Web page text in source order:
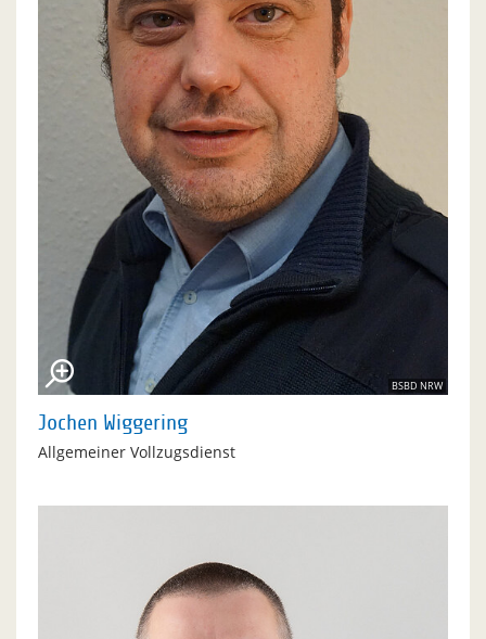
BSBD NRW
Jochen Wiggering
Allgemeiner Vollzugsdienst